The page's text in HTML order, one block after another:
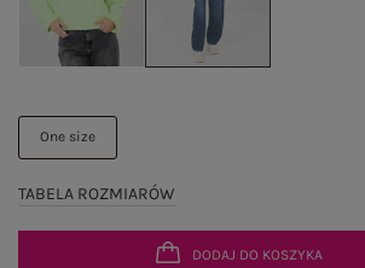
One size
TABELA ROZMIARÓW
DODAJ DO KOSZYKA